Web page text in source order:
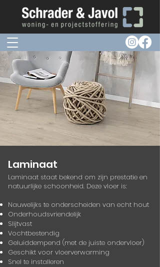
Laminaat
Laminaat staat bekend om zijn prestatie en
natuurlijke schoonheid. Deze vloer is:
Nauwelijks te onderscheiden van echt hout
Onderhoudsvriendelijk
Slijtvast
Vochtbestendig
Geluiddempend (met de juiste ondervloer)
Geschikt voor vloerverwarming​
Snel te installeren